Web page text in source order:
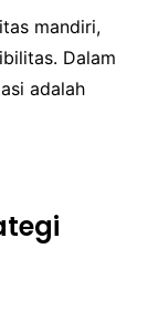
mandiri,
Dalam
adalah